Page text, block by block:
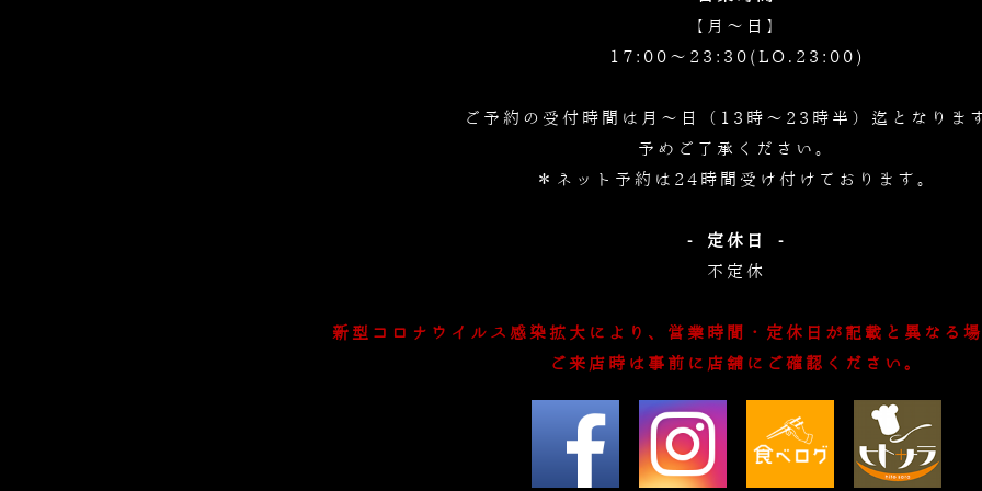
【月～日】
17:00～23:30(LO.23:00)
ご予約の受付時間は月～日（13時～23時半）迄となりま
予めご了承ください。
＊ネット予約は24時間受け付けております。
- 定休日 -
不定休
新型コロナウイルス感染拡大により、営業時間・定休日が記載と異なる
ご来店時は事前に店舗にご確認ください。